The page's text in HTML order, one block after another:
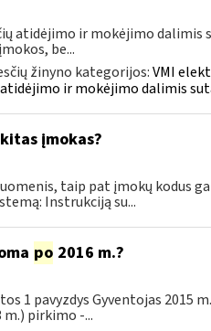
atidėjimo ir mokėjimo dalimis
be...
žinyno kategorijos:VMI
atidėjimo ir mokėjimo dalimis
įmokas?
taip pat įmokų kodus
Instrukciją su...
po 2016 m.?
1 pavyzdys Gyventojas 2015
pirkimo -...